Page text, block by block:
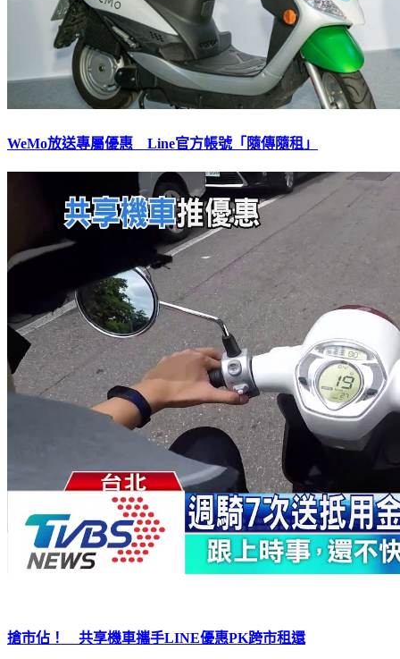
WeMo放送專屬優惠 Line官方帳號「隨傳隨租」
搶市佔！ 共享機車攜手LINE優惠PK跨市租還